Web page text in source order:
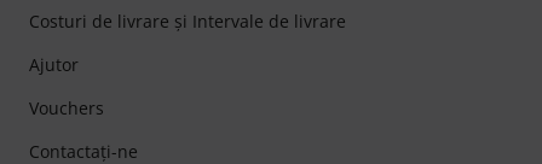
Costuri de livrare şi Intervale de livrare
Ajutor
Vouchers
Contactaţi-ne